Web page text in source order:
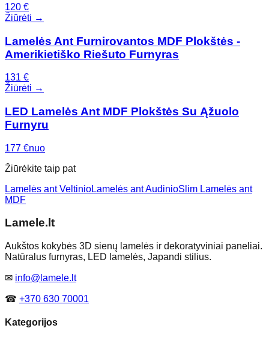
120 €
Žiūrėti →
Lamelės Ant Furnirovantos MDF Plokštės -
Amerikietiško Riešuto Furnyras
131 €
Žiūrėti →
LED Lamelės Ant MDF Plokštės Su Ąžuolo
Furnyru
177 €nuo
Žiūrėkite taip pat
Lamelės ant VeltinioLamelės ant AudinioSlim Lamelės ant
MDF
Lamele.lt
Aukštos kokybės 3D sienų lamelės ir dekoratyviniai paneliai.
Natūralus furnyras, LED lamelės, Japandi stilius.
✉ info@lamele.lt
☎ +370 630 70001
Kategorijos